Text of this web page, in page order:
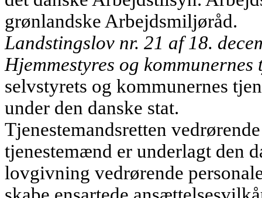
grønlandske Arbejdsmiljøråd.
Landstingslov nr. 21 af 18.
Hjemmestyres og
selvstyrets og kommunernes
under den danske stat.
Tjenestemandsretten
tjenestemænd er underlagt den
lovgivning vedrørende